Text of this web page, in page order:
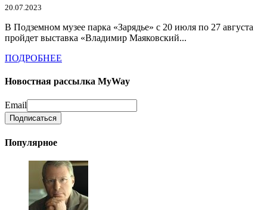
20.07.2023
В Подземном музее парка «Зарядье» с 20 июля по 27 августа
пройдет выставка «Владимир Маяковский...
ПОДРОБНЕЕ
Новостная рассылка MyWay
Email
Популярное